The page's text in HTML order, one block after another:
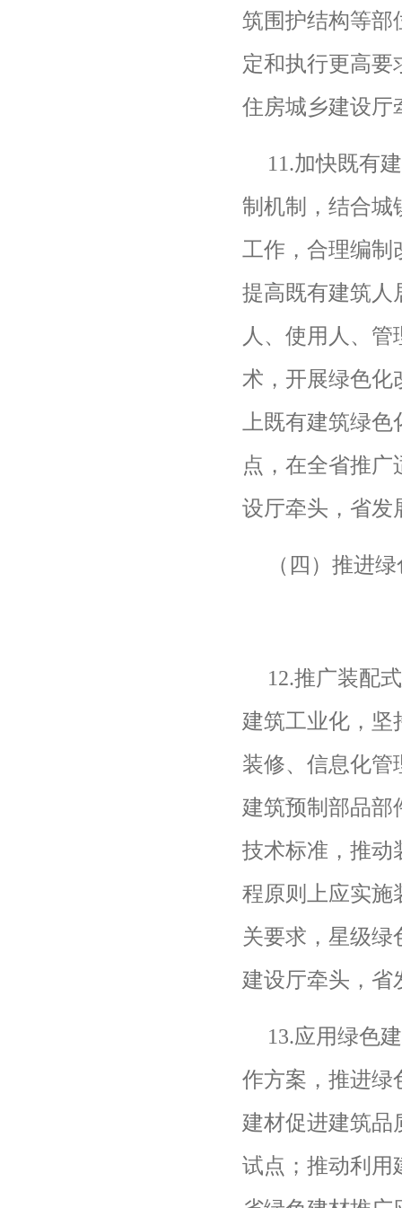
筑围护结构等部
定和执行更高
住房城乡建设厅
11.加快既有
制机制，结合城
工作，合理编制
提高既有建筑人
人、使用人、
术，开展绿色化
上既有建筑绿
点，在全省推
设厅牵头，省发
（四）推进
12.推广装配
建筑工业化，坚
装修、信息化管
建筑预制部品部
技术标准，推动
程原则上应实施
关要求，星级
建设厅牵头，省
13.应用绿色
作方案，推进绿
建材促进建筑品
试点；推动利用